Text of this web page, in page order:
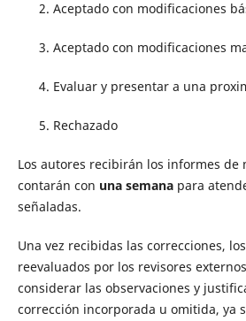
Aceptado con modificaciones
Aceptado con modificaciones
Evaluar y presentar a una
Rechazado
Los autores recibirán los informes de
contarán con una semanapara
señaladas.
Una vez recibidas las correcciones,
reevaluados por los revisores
considerar las observaciones y
corrección incorporada u omitida, ya